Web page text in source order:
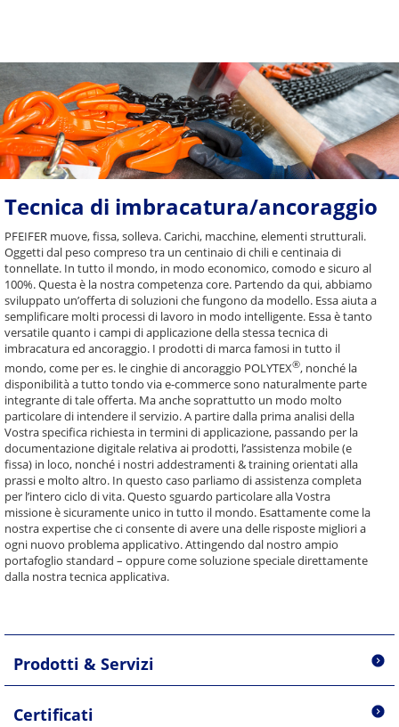
Tecnica di imbracatura/ancoraggio
PFEIFER muove, fissa, solleva. Carichi, macchine, elementi strutturali.
Oggetti dal peso compreso tra un centinaio di chili e centinaia di
tonnellate. In tutto il mondo, in modo economico, comodo e sicuro al
100%. Questa è la nostra competenza core. Partendo da qui, abbiamo
sviluppato un’offerta di soluzioni che fungono da modello. Essa aiuta a
semplificare molti processi di lavoro in modo intelligente. Essa è tanto
versatile quanto i campi di applicazione della stessa tecnica di
imbracatura ed ancoraggio. I prodotti di marca famosi in tutto il
mondo, come per es. le cinghie di ancoraggio POLYTEX®, nonché la
disponibilità a tutto tondo via e-commerce sono naturalmente parte
integrante di tale offerta. Ma anche soprattutto un modo molto
particolare di intendere il servizio. A partire dalla prima analisi della
Vostra specifica richiesta in termini di applicazione, passando per la
documentazione digitale relativa ai prodotti, l’assistenza mobile (e
fissa) in loco, nonché i nostri addestramenti & training orientati alla
prassi e molto altro. In questo caso parliamo di assistenza completa
per l’intero ciclo di vita. Questo sguardo particolare alla Vostra
missione è sicuramente unico in tutto il mondo. Esattamente come la
nostra expertise che ci consente di avere una delle risposte migliori a
ogni nuovo problema applicativo. Attingendo dal nostro ampio
portafoglio standard – oppure come soluzione speciale direttamente
dalla nostra tecnica applicativa.
Prodotti & Servizi
Certificati